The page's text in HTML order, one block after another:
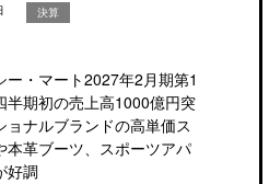
決算
ー・マート2027年2月期第1
半期初の売上高1000億円突
ナルブランドの高単価ス
本革ブーツ、スポーツアパ
好調